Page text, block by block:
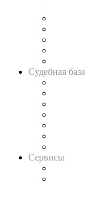
Судебная база
Сервисы